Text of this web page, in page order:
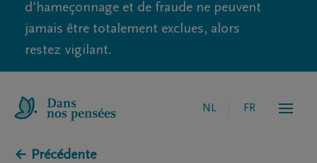
d'hameçonnage et de fraude ne peuvent
jamais être totalement exclues, alors
restez vigilant.
NL FR
← Précédente